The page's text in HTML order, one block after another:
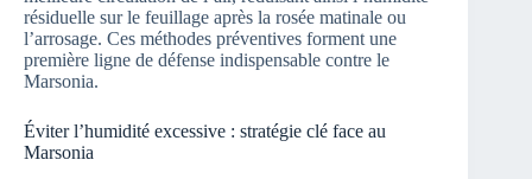
résiduelle sur le feuillage après la rosée matinale ou
l’arrosage. Ces méthodes préventives forment une
première ligne de défense indispensable contre le
Marsonia.
Éviter l’humidité excessive : stratégie clé face au
Marsonia